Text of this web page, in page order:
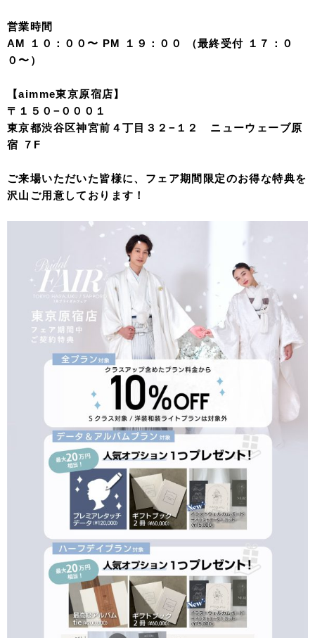
営業時間
AM １０：００〜 PM １９：００ （最終受付 １７：０
０〜）
【aimme東京原宿店】
〒１５０−０００１
東京都渋谷区神宮前４丁目３２−１２ ニューウェーブ原
宿 ７F
ご来場いただいた皆様に、フェア期間限定のお得な特典を
沢山ご用意しております！